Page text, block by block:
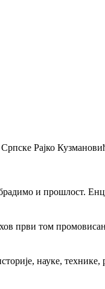
Рајко Кузмановић
и прошлост.
први том
науке, технике,